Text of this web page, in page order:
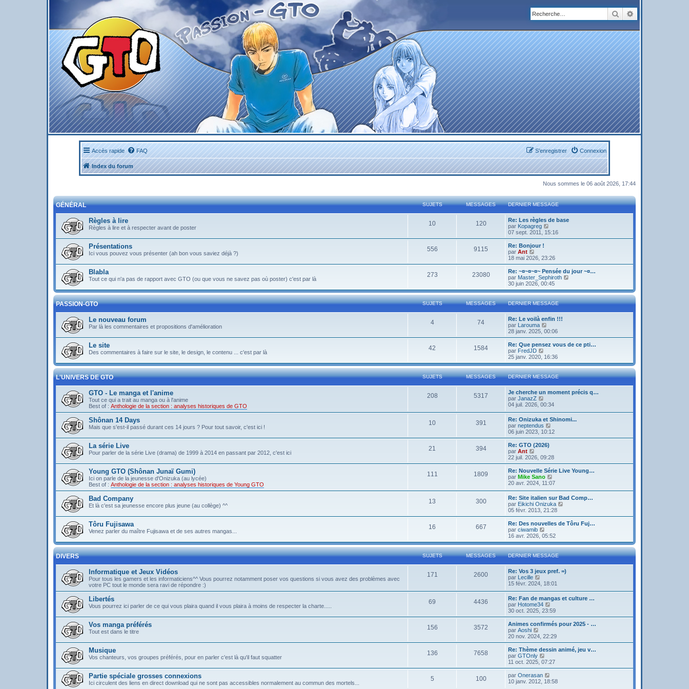
Rechercher
Accès rapide FAQ Connexion
S’enregistrer
Index du forum
Nous sommes le 06 août 2026, 17:44
GÉNÉRAL SUJETS MESSAGES DERNIER MESSAGE
Règles à lire
Règles à lire et à respecter avant de poster
10 120
Re: Les règles de base
par Kopagreg
o
i
e
r
n
i
e
r
m
e
s
a
g
e
07 sept. 2011, 15:16
Présentations
Ici vous pouvez vous présenter (ah bon vous saviez déjà ?)
556 9115
Re: Bonjour !
par Ant
o
i
r
l
e
e
r
n
i
e
r
m
e
s
s
a
g
e
18 mai 2026, 23:26
Blabla
Tout ce qui n'a pas de rapport avec GTO (ou que vous ne savez pas où poster) c'est par là
273 23080
Re: ~¤~¤~¤~ Pensée du jour ~¤…
par Master_Sephiroth
i
r
l
d
i
e
e
s
s
g
e
30 juin 2026, 00:45
PASSION-GTO SUJETS MESSAGES DERNIER MESSAGE
Le nouveau forum
Par là les commentaires et propositions d'amélioration
4 74
Re: Le voilà enfin !!!
par Larouma
o
i
r
e
e
r
n
i
e
m
s
s
a
g
28 janv. 2025, 00:06
Le site
Des commentaires à faire sur le site, le design, le contenu ... c'est par là
42 1584
Re: Que pensez vous de ce pti…
par FredJD
o
i
r
l
d
e
n
i
e
r
m
s
s
a
g
25 janv. 2020, 16:36
L'UNIVERS DE GTO SUJETS MESSAGES DERNIER MESSAGE
GTO - Le manga et l'anime
Tout ce qui a trait au manga ou à l'anime
Best of : Anthologie de la section : analyses historiques de GTO
208 5317
Je cherche un moment précis q…
par JanazZ
o
l
e
d
e
r
i
e
r
m
e
s
s
a
g
04 juil. 2026, 00:34
Shônan 14 Days
Mais que s'est-il passé durant ces 14 jours ? Pour tout savoir, c'est ici !
10 391
Re: Onizuka et Shinomi...
par neptendus
o
i
e
e
r
n
i
e
r
m
e
s
s
g
e
06 juin 2023, 10:12
La série Live
Pour parler de la série Live (drama) de 1999 à 2014 en passant par 2012, c'est ici
21 394
Re: GTO (2026)
par Ant
o
i
r
l
e
e
r
n
i
e
r
m
e
s
s
a
22 juil. 2026, 09:28
Young GTO (Shônan Junaï Gumi)
Ici on parle de la jeunesse d'Onizuka (au lycée)
Best of : Anthologie de la section : analyses historiques de Young GTO
111 1809
Re: Nouvelle Série Live Young…
par Mike Sano
o
l
e
d
r
i
e
r
m
s
a
g
e
20 avr. 2024, 11:07
Bad Company
Et là c'est sa jeunesse encore plus jeune (au collège) ^^
13 300
Re: Site italien sur Bad Comp…
par Eikichi Onizuka
i
r
e
r
i
e
s
s
05 févr. 2013, 21:28
Tôru Fujisawa
Venez parler du maître Fujisawa et de ses autres mangas...
16 667
Re: Des nouvelles de Tôru Fuj…
par ciwamib
o
i
r
l
d
e
n
i
e
r
m
s
a
g
16 avr. 2026, 05:52
DIVERS SUJETS MESSAGES DERNIER MESSAGE
Informatique et Jeux Vidéos
Pour tous les gamers et les informaticiens^^ Vous pourrez notamment poser vos questions si vous avez des problèmes avec
votre PC tout le monde sera ravi de répondre :)
171 2600
Re: Vos 3 jeux pref. =)
par Lecille
l
e
d
e
r
i
e
r
m
e
s
s
a
15 févr. 2024, 18:01
Libertés
Vous pourrez ici parler de ce qui vous plaira quand il vous plaira à moins de respecter la charte.....
69 4436
Re: Fan de mangas et culture …
par Hotome34
o
i
r
e
e
r
n
i
m
30 oct. 2025, 23:59
Vos manga préférés
Tout est dans le titre
156 3572
Animes confirmés pour 2025 - …
par Aoshi
o
i
r
l
e
d
r
n
20 nov. 2024, 22:29
Musique
Vos chanteurs, vos groupes préférés, pour en parler c'est là qu'il faut squatter
136 7658
Re: Thème dessin animé, jeu v…
par GTOnly
o
i
r
l
11 oct. 2025, 07:27
Partie spéciale grosses connexions
Ici circulent des liens en direct download qui ne sont pas accessibles normalement au commun des mortels...
5 100 par Onerasan
o
10 janv. 2012, 18:58